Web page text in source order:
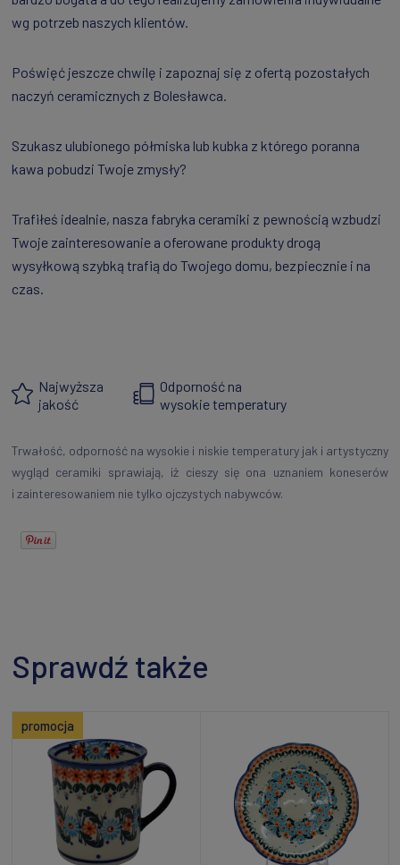
wg potrzeb naszych klientów.
Poświęć jeszcze chwilę i zapoznaj się z ofertą pozostałych
naczyń ceramicznych z Bolesławca.
Szukasz ulubionego półmiska lub kubka z którego poranna
kawa pobudzi Twoje zmysły?
Trafiłeś idealnie, nasza fabryka ceramiki z pewnością wzbudzi
Twoje zainteresowanie a oferowane produkty drogą
wysyłkową szybką trafią do Twojego domu, bezpiecznie i na
czas.
Najwyższa
jakość
Odporność na
wysokie temperatury
Trwałość, odporność na wysokie i niskie temperatury jak i artystyczny
wygląd ceramiki sprawiają, iż cieszy się ona uznaniem koneserów
i zainteresowaniem nie tylko ojczystych nabywców.
Sprawdź także
promocja